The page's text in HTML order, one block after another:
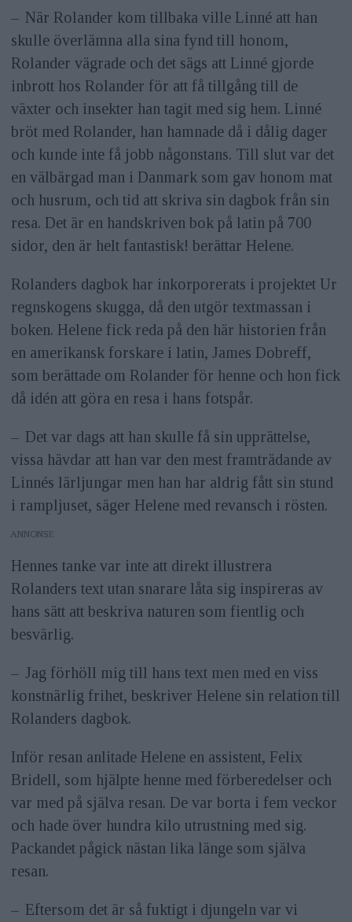
– När Rolander kom tillbaka ville Linné att han
skulle överlämna alla sina fynd till honom,
Rolander vägrade och det sägs att Linné gjorde
inbrott hos Rolander för att få tillgång till de
växter och insekter han tagit med sig hem. Linné
bröt med Rolander, han hamnade då i dålig dager
och kunde inte få jobb någonstans. Till slut var det
en välbärgad man i Danmark som gav honom mat
och husrum, och tid att skriva sin dagbok från sin
resa. Det är en handskriven bok på latin på 700
sidor, den är helt fantastisk! berättar Helene.
Rolanders dagbok har inkorporerats i projektet Ur
regnskogens skugga, då den utgör textmassan i
boken. Helene fick reda på den här historien från
en amerikansk forskare i latin, James Dobreff,
som berättade om Rolander för henne och hon fick
då idén att göra en resa i hans fotspår.
– Det var dags att han skulle få sin upprättelse,
vissa hävdar att han var den mest framträdande av
Linnés lärljungar men han har aldrig fått sin stund
i rampljuset, säger Helene med revansch i rösten.
ANNONS
Hennes tanke var inte att direkt illustrera
Rolanders text utan snarare låta sig inspireras av
hans sätt att beskriva naturen som fientlig och
besvärlig.
– Jag förhöll mig till hans text men med en viss
konstnärlig frihet, beskriver Helene sin relation till
Rolanders dagbok.
Inför resan anlitade Helene en assistent, Felix
Bridell, som hjälpte henne med förberedelser och
var med på själva resan. De var borta i fem veckor
och hade över hundra kilo utrustning med sig.
Packandet pågick nästan lika länge som själva
resan.
– Eftersom det är så fuktigt i djungeln var vi